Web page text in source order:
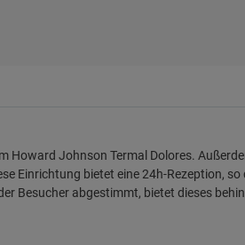
Howard Johnson Termal Dolores.
Einrichtung bietet eine 24h-Rezeption,
Besucher abgestimmt, bietet dieses